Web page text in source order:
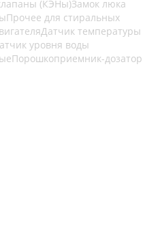
(КЭНы)Замок люка
Прочее для стиральных
Датчик температуры
уровня воды
Порошкоприемник-дозатор